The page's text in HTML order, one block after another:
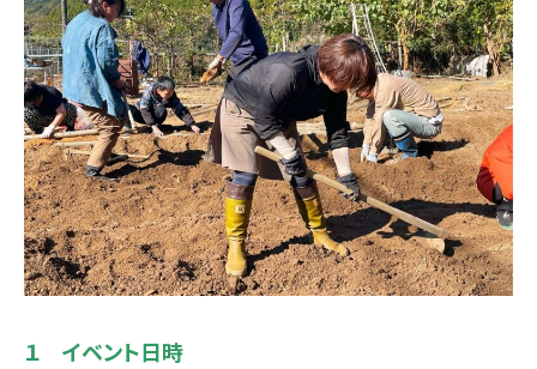
１ イベント⽇時